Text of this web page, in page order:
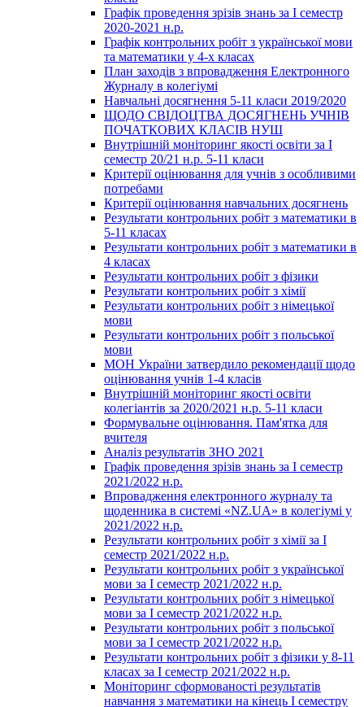
Графік проведення зрізів знань за І семестр
2020-2021 н.р.
Графік контрольних робіт з української мови
та математики у 4-х класах
План заходів з впровадження Електронного
Журналу в колегіумі
Навчальні досягнення 5-11 класи 2019/2020
ЩОДО СВІДОЦТВА ДОСЯГНЕНЬ УЧНІВ
ПОЧАТКОВИХ КЛАСІВ НУШ
Внутрішній моніторинг якості освіти за І
семестр 20/21 н.р. 5-11 класи
Критерії оцінювання для учнів з особливими
потребами
Критерії оцінювання навчальних досягнень
Результати контрольних робіт з математики в
5-11 класах
Результати контрольних робіт з математики в
4 класах
Результати контрольних робіт з фізики
Результати контрольних робіт з хімії
Результати контрольних робіт з німецької
мови
Результати контрольних робіт з польської
мови
МОН України затвердило рекомендації щодо
оцінювання учнів 1-4 класів
Внутрішній моніторинг якості освіти
колегіантів за 2020/2021 н.р. 5-11 класи
Формувальне оцінювання. Пам'ятка для
вчителя
Аналіз результатів ЗНО 2021
Графік проведення зрізів знань за І семестр
2021/2022 н.р.
Впровадження електронного журналу та
щоденника в системі «NZ.UA» в колегіумі у
2021/2022 н.р.
Результати контрольних робіт з хімії за І
семестр 2021/2022 н.р.
Результати контрольних робіт з української
мови за І семестр 2021/2022 н.р.
Результати контрольних робіт з німецької
мови за І семестр 2021/2022 н.р.
Результати контрольних робіт з польської
мови за І семестр 2021/2022 н.р.
Результати контрольних робіт з фізики у 8-11
класах за І семестр 2021/2022 н.р.
Моніторинг сформованості результатів
навчання з математики на кінець І семестру